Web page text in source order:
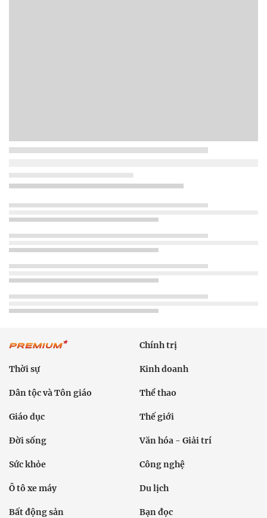
Chính trị
Thời sự Kinh doanh
Dân tộc và Tôn giáo Thể thao
Giáo dục Thế giới
Đời sống Văn hóa - Giải trí
Sức khỏe Công nghệ
Ô tô xe máy Du lịch
Bất động sản Bạn đọc